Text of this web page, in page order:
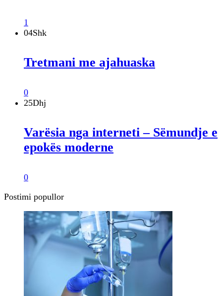
1
04Shk
Tretmani me ajahuaska
0
25Dhj
Varësia nga interneti – Sëmundje e
epokës moderne
0
Postimi popullor